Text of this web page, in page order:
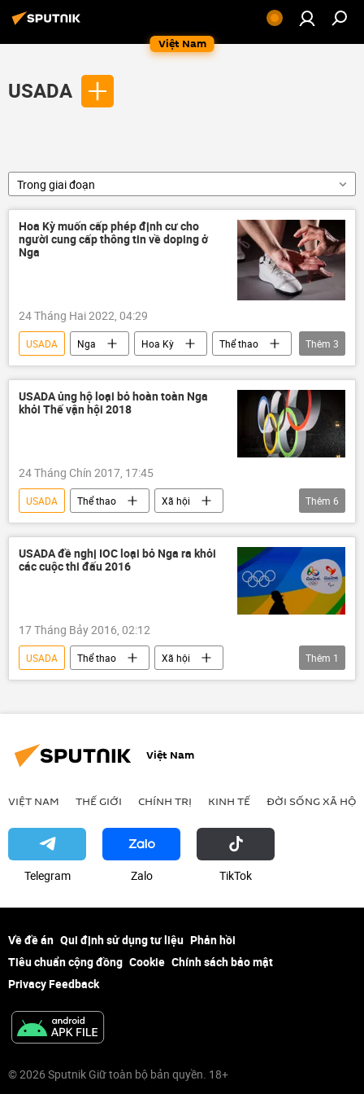
Việt Nam
USADA
Trong giai đoạn
Hoa Kỳ muốn cấp phép định cư cho
người cung cấp thông tin về doping ở
Nga
24 Tháng Hai 2022, 04:29
USADA Nga Hoa Kỳ
Thể thao
Thế giới
WADA doping
Thêm 3
USADA ủng hộ loại bỏ hoàn toàn Nga
khỏi Thế vận hội 2018
24 Tháng Chín 2017, 17:45
USADA Thể thao
Xã hội
Liên bang Nga
Thomas Bach
WADA
IOC
Thế vận hội Olympic 2018
Thêm 6
USADA đề nghị IOC loại bỏ Nga ra khỏi
các cuộc thi đấu 2016
17 Tháng Bảy 2016, 02:12
USADA Thể thao
Xã hội
Liên bang Nga
Thêm 1
Việt Nam
VIỆT NAM THẾ GIỚI CHÍNH TRỊ KINH TẾ ĐỜI SỐNG XÃ HỘI
Telegram Zalo ТikТоk
Về đề án Qui định sử dụng tư liệu Phản hồi
Tiêu chuẩn cộng đồng Cookie Chính sách bảo mật
Privacy Feedback
© 2026 Sputnik Giữ toàn bộ bản quyền. 18+